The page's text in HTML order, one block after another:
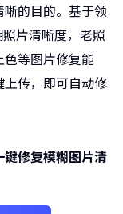
的目的。基于领
片清晰度，老照
等图片修复能
传，即可自动修
修复模糊图片清